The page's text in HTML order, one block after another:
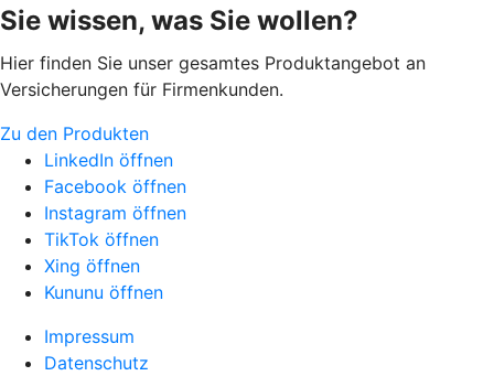
Sie wissen, was Sie wollen?
Hier finden Sie unser gesamtes Produktangebot an
Versicherungen für Firmenkunden.
Zu den Produkten
LinkedIn öffnen
Facebook öffnen
Instagram öffnen
TikTok öffnen
Xing öffnen
Kununu öffnen
Impressum
Datenschutz